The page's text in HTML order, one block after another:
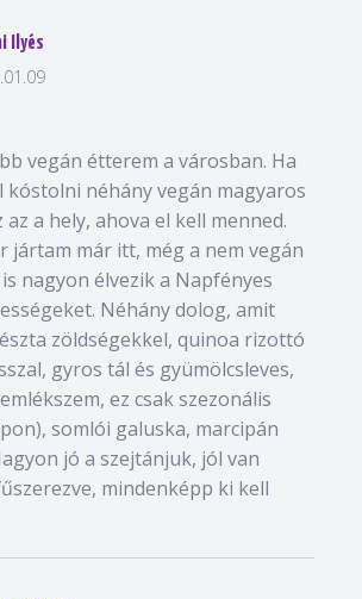
Ilyés
vegán étterem a városban. Ha
kóstolni néhány vegán magyaros
a hely, ahova el kell menned.
jártam már itt, még a nem vegán
nagyon élvezik a Napfényes
Néhány dolog, amit
zöldségekkel, quinoa rizottó
gyros tál és gyümölcsleves,
ez csak szezonális
somlói galuska, marcipán
jó a szejtánjuk, jól van
mindenképp ki kell